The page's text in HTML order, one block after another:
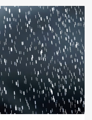
accidente
5: falleció un